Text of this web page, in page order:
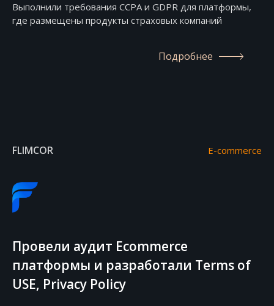
Выполнили требования ССPA и GDPR для платформы,
где размещены продукты страховых компаний
Подробнее
FLIMCOR E-commerce
Провели аудит Ecommerce
платформы и разработали Terms of
USE, Privacy Policy